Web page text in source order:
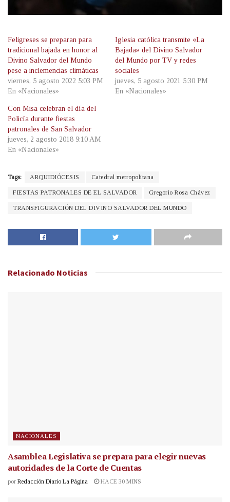
Feligreses se preparan para
tradicional bajada en honor al
Divino Salvador del Mundo
pese a inclemencias climáticas
viernes, 5 agosto 2022 5:03 PM
En «Nacionales»
Iglesia católica transmite «La
Bajada» del Divino Salvador
del Mundo por TV y redes
sociales
jueves, 5 agosto 2021 5:30 PM
En «Nacionales»
Con Misa celebran el día del
Policía durante fiestas
patronales de San Salvador
jueves, 2 agosto 2018 9:10 AM
En «Nacionales»
Tags: ARQUIDIÓCESIS Catedral metropolitana
FIESTAS PATRONALES DE EL SALVADOR Gregorio Rosa Chávez
TRANSFIGURACIÓN DEL DIVINO SALVADOR DEL MUNDO
Relacionado Noticias
NACIONALES
Asamblea Legislativa se prepara para elegir nuevas
autoridades de la Corte de Cuentas
por Redacción Diario La Página HACE 30 MINS